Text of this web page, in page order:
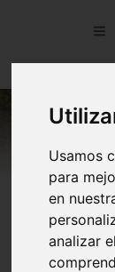
Usamos
para
en
analizar